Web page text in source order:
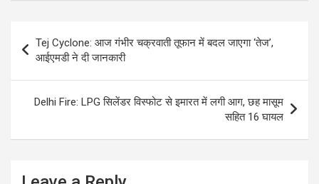
navigation
Tej Cyclone: आज गंभीर चक्रवाती तूफान में बदल जाएगा ‘तेज’,
आईएमडी ने दी जानकारी
Delhi Fire: LPG सिलेंडर विस्फोट से इमारत में लगी आग, छह मासूम
सहित 16 घायल